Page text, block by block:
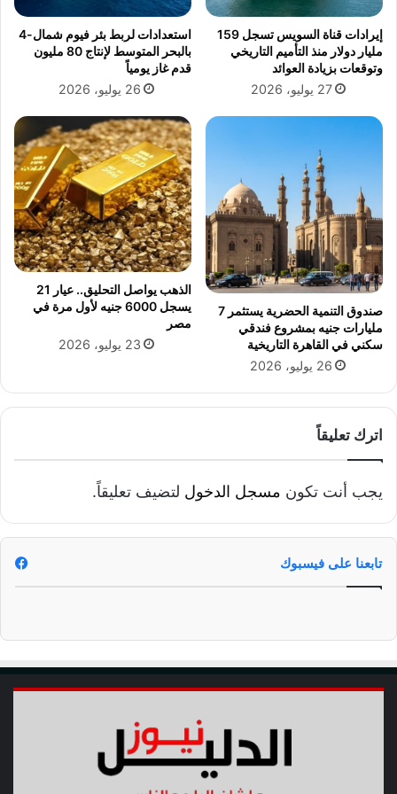
ع
ا
ل
ا
أ
ز
ه
ر
ة
ب
ر
"
أ
ن
ش
"
إيرادات قناة السويس تسجل 159
مليار دولار منذ التأميم التاريخي
وتوقعات بزيادة العوائد
27 يوليو، 2026
استعدادات لربط بئر فيوم شمال-4
بالبحر المتوسط لإنتاج 80 مليون
قدم غاز يومياً
26 يوليو، 2026
صندوق التنمية الحضرية يستثمر 7
مليارات جنيه بمشروع فندقي
سكني في القاهرة التاريخية
26 يوليو، 2026
الذهب يواصل التحليق.. عيار 21
يسجل 6000 جنيه لأول مرة في
مصر
23 يوليو، 2026
اترك تعليقاً
يجب أنت تكون مسجل الدخول لتضيف تعليقاً.
تابعنا على فيسبوك